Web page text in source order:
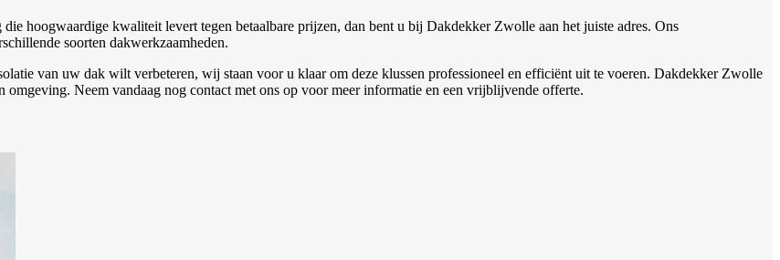
hoogwaardige kwaliteit levert tegen betaalbare prijzen, dan bent u bij Dakdekker Zwolle aan het juiste adres. Ons
soorten dakwerkzaamheden.
van uw dak wilt verbeteren, wij staan voor u klaar om deze klussen professioneel en efficiënt uit te voeren. Dakdekker Zwolle
Neem vandaag nog contact met ons op voor meer informatie en een vrijblijvende offerte.